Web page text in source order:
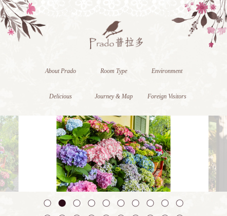
About Prado Room Type Environment
Delicious Journey & Map Foreign Visitors